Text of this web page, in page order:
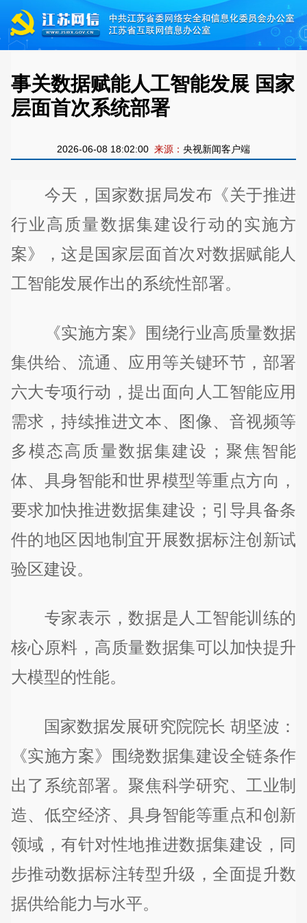
事关数据赋能人工智能发展 国家
层面首次系统部署
2026-06-08 18:02:00 来源： 央视新闻客户端
今天，国家数据局发布《关于推进
行业高质量数据集建设行动的实施方
案》，这是国家层面首次对数据赋能人
工智能发展作出的系统性部署。
《实施方案》围绕行业高质量数据
集供给、流通、应用等关键环节，部署
六大专项行动，提出面向人工智能应用
需求，持续推进文本、图像、音视频等
多模态高质量数据集建设；聚焦智能
体、具身智能和世界模型等重点方向，
要求加快推进数据集建设；引导具备条
件的地区因地制宜开展数据标注创新试
验区建设。
专家表示，数据是人工智能训练的
核心原料，高质量数据集可以加快提升
大模型的性能。
国家数据发展研究院院长 胡坚波：
《实施方案》围绕数据集建设全链条作
出了系统部署。聚焦科学研究、工业制
造、低空经济、具身智能等重点和创新
领域，有针对性地推进数据集建设，同
步推动数据标注转型升级，全面提升数
据供给能力与水平。